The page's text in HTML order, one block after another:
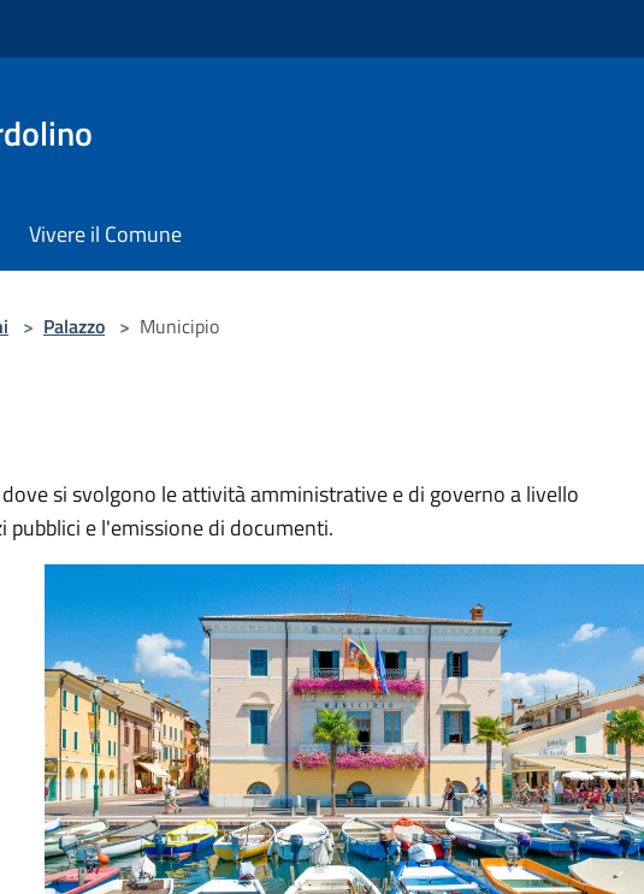
Vivere il Comune
> Palazzo > Municipio
si svolgono le attività amministrative e di governo a livello
pubblici e l'emissione di documenti.